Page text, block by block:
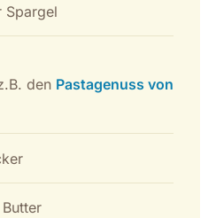
Spargel
den Pastagenuss von